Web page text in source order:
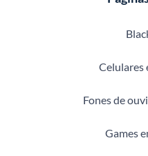
Celulares
Fones de
Games